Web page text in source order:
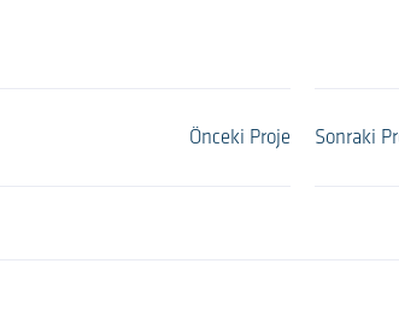
Önceki Proje Sonraki